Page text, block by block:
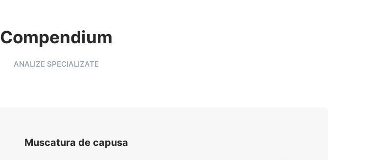
Compendium
ANALIZE SPECIALIZATE
Muscatura de capusa